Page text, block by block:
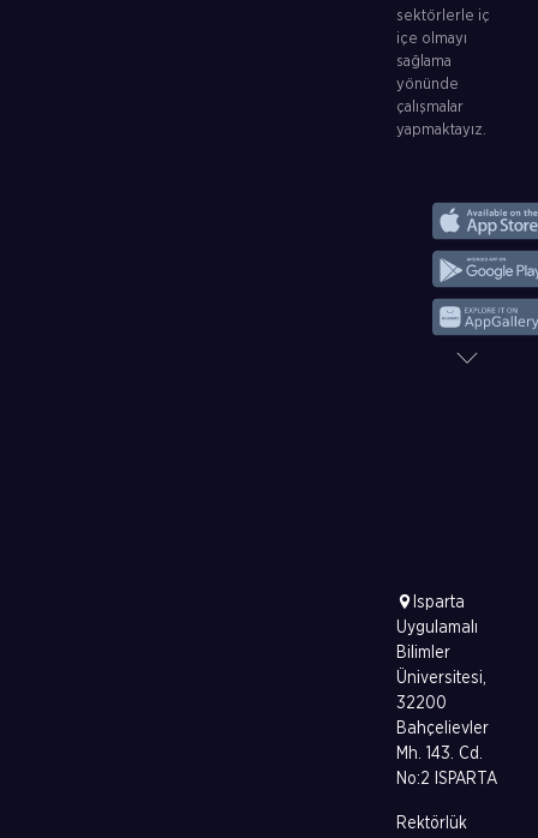
sektörlerle iç
içe olmayı
sağlama
yönünde
çalışmalar
yapmaktayız.
Isparta
Uygulamalı
Bilimler
Üniversitesi,
32200
Bahçelievler
Mh. 143. Cd.
No:2 ISPARTA
Rektörlük